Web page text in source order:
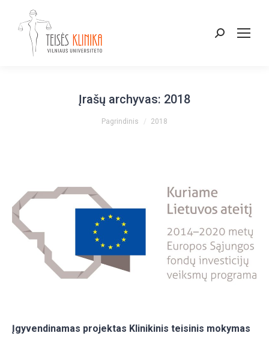
Paieška:
Įrašų archyvas: 2018
You are here:
Pagrindinis 2018
Įgyvendinamas projektas Klinikinis teisinis mokymas